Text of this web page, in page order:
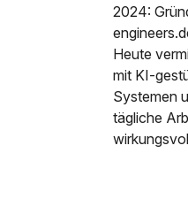
2024:
Heute
mit KI-
Systemen
tägliche